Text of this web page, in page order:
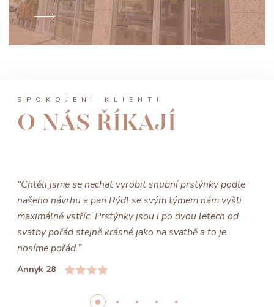
SPOKOJENÍ KLIENTI
O NÁS ŘÍKAJÍ
“Chtěli jsme se nechat vyrobit snubní prstýnky podle
našeho návrhu a pan Rýdl se svým týmem nám vyšli
maximálně vstříc. Prstýnky jsou i po dvou letech od
svatby pořád stejně krásné jako na svatbě a to je
nosíme pořád.”
Annyk 28